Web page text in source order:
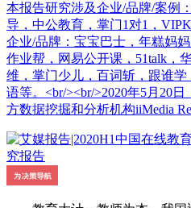
本报告研究涉及企业/品牌/案例
导，中公教育，掌门1对1，
企业/品牌：宝宝巴士，年糕妈
作业帮，网易公开课，51talk，
维，掌门少儿，百词斩，跟谁
语等。<br/><br/>2020年5月20
方数据挖掘和分析机构iiMedia Re